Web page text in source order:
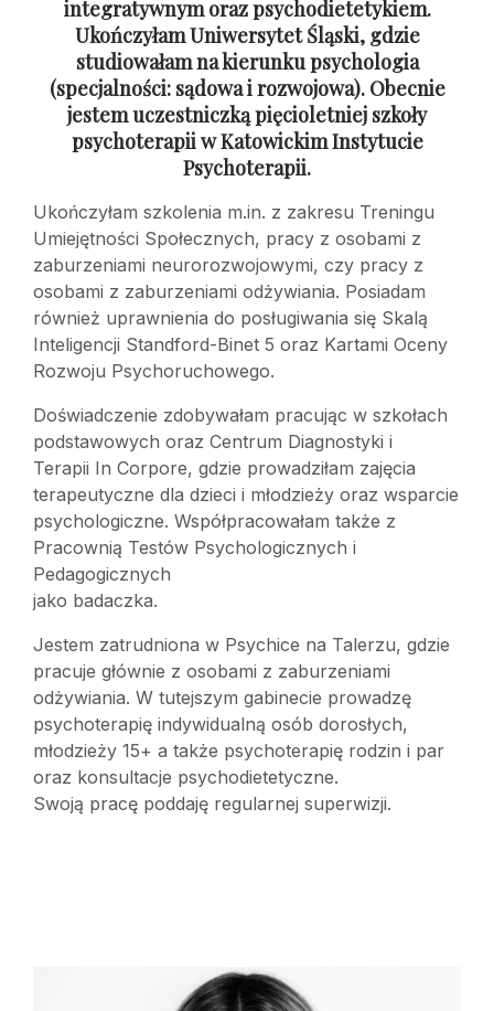
integratywnym oraz psychodietetykiem.
Ukończyłam Uniwersytet Śląski, gdzie
studiowałam na kierunku psychologia
(specjalności: sądowai rozwojowa). Obecnie
jestem uczestniczką pięcioletniej szkoły
psychoterapiiw Katowickim Instytucie
Psychoterapii.
Ukończyłam szkolenia m.in. z zakresu Treningu
Umiejętności Społecznych, pracy z osobami z
zaburzeniami neurorozwojowymi, czy pracy z
osobami z zaburzeniami odżywiania. Posiadam
również uprawnienia do posługiwania się Skalą
Inteligencji Standford-Binet 5 oraz Kartami Oceny
Rozwoju Psychoruchowego.
Doświadczenie zdobywałam pracując w szkołach
podstawowych oraz Centrum Diagnostyki i
Terapii In Corpore, gdzie prowadziłam zajęcia
terapeutyczne dla dzieci i młodzieży oraz wsparcie
psychologiczne. Współpracowałam także z
Pracownią Testów Psychologicznych i
Pedagogicznych
jako badaczka.
Jestem zatrudniona w Psychice na Talerzu, gdzie
pracuje głównie z osobami z zaburzeniami
odżywiania. W tutejszym gabinecie prowadzę
psychoterapię indywidualną osób dorosłych,
młodzieży 15+ a także psychoterapię rodzin i par
oraz konsultacje psychodietetyczne.
Swoją pracę poddaję regularnej superwizji.